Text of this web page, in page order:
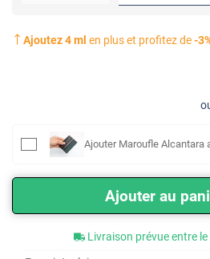
Ajoutez4ml en plus et profitez de-3
Ajouter Maroufle Alcantara
Ajouter au
Livraison prévue entre